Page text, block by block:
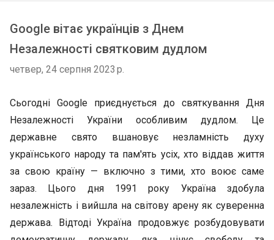
Google вітає українців з Днем
Незалежності святковим дудлом
четвер, 24 серпня 2023 р.
Сьогодні Google приєднується до святкування Дня
Незалежності України особливим дудлом. Це
державне свято вшановує незламність духу
українського народу та пам'ять усіх, хто віддав життя
за свою країну — включно з тими, хто воює саме
зараз. Цього дня 1991 року Україна здобула
незалежність і вийшла на світову арену як суверенна
держава. Відтоді Україна продовжує розбудовувати